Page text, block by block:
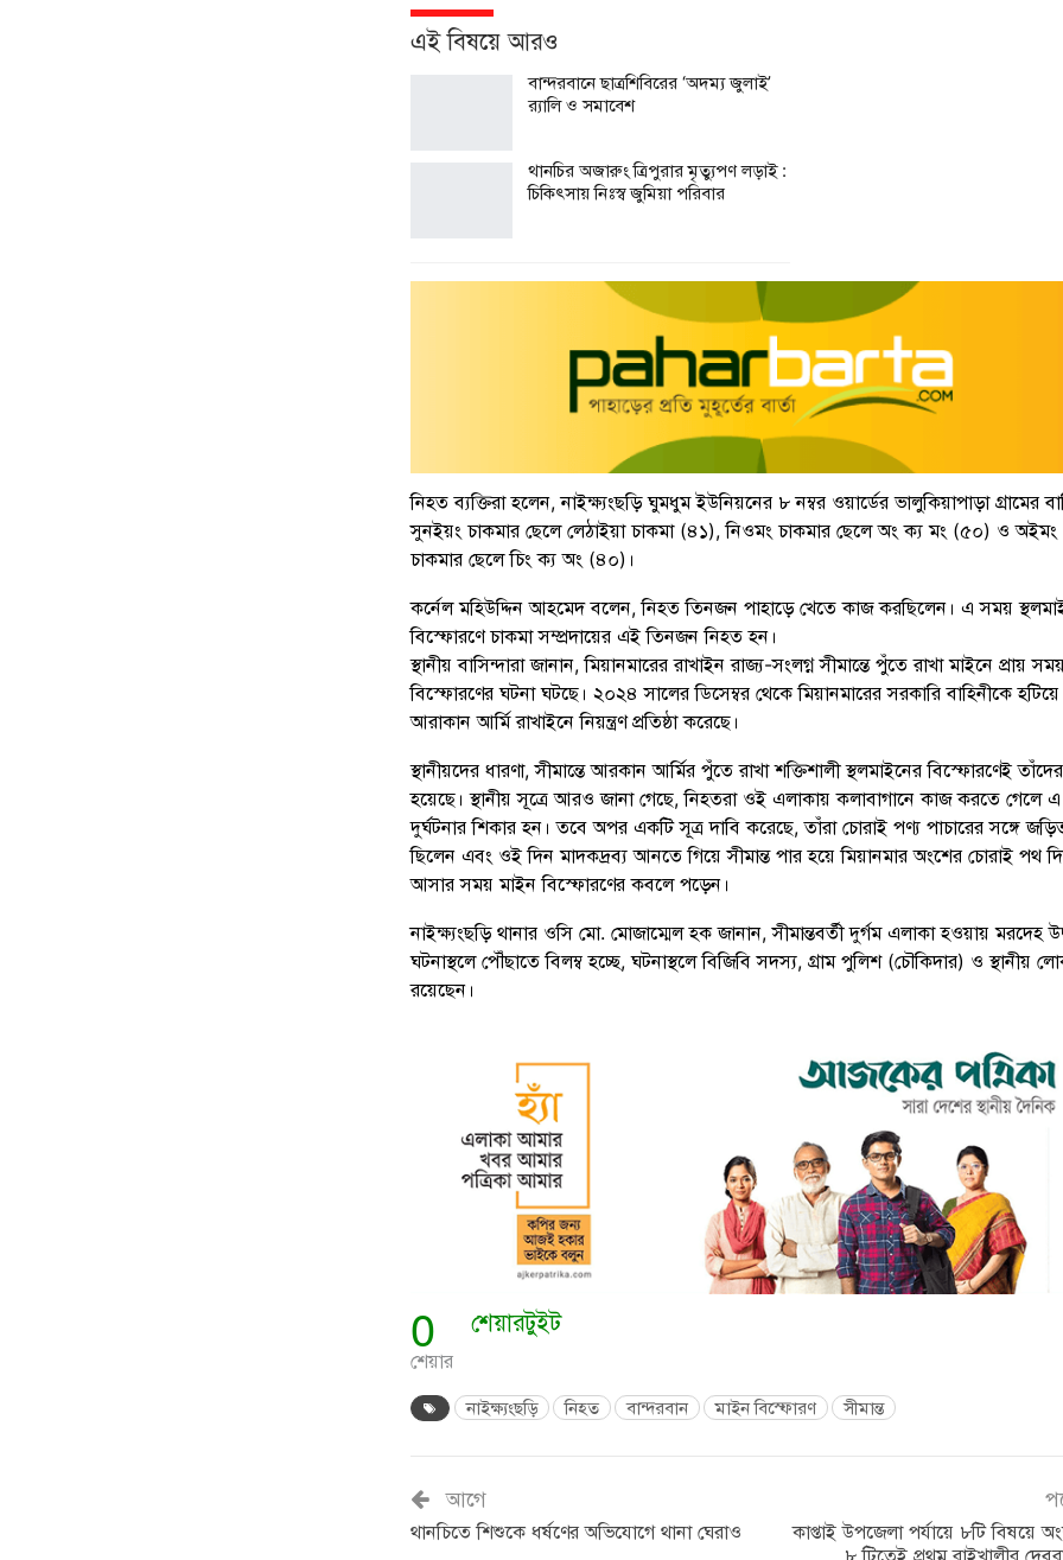
এই বিষয়ে আরও
বান্দরবানে ছাত্রশিবিরের ‘অদম্য জুলাই’
র‌্যালি ও সমাবেশ
থানচির অজারুং ত্রিপুরার মৃত্যুপণ লড়াই :
চিকিৎসায় নিঃস্ব জুমিয়া পরিবার
নিহত ব্যক্তিরা হলেন, নাইক্ষ্যংছড়ি ঘুমধুম ইউনিয়নের ৮ নম্বর ওয়ার্ডের ভালুকিয়াপাড়া গ্রামের
সুনইয়ং চাকমার ছেলে লেঠাইয়া চাকমা (৪১), নিওমং চাকমার ছেলে অং ক্য মং (৫০) ও অইমং
চাকমার ছেলে চিং ক্য অং (৪০)।
কর্নেল মহিউদ্দিন আহমেদ বলেন, নিহত তিনজন পাহাড়ে খেতে কাজ করছিলেন। এ সময়
বিস্ফোরণে চাকমা সম্প্রদায়ের এই তিনজন নিহত হন।
স্থানীয় বাসিন্দারা জানান, মিয়ানমারের রাখাইন রাজ্য-সংলগ্ন সীমান্তে পুঁতে রাখা মাইনে প্রায়
বিস্ফোরণের ঘটনা ঘটছে। ২০২৪ সালের ডিসেম্বর থেকে মিয়ানমারের সরকারি বাহিনীকে হটিয়ে
আরাকান আর্মি রাখাইনে নিয়ন্ত্রণ প্রতিষ্ঠা করেছে।
স্থানীয়দের ধারণা, সীমান্তে আরকান আর্মির পুঁতে রাখা শক্তিশালী স্থলমাইনের বিস্ফোরণেই
হয়েছে। স্থানীয় সূত্রে আরও জানা গেছে, নিহতরা ওই এলাকায় কলাবাগানে কাজ করতে গেলে এ
দুর্ঘটনার শিকার হন। তবে অপর একটি সূত্র দাবি করেছে, তাঁরা চোরাই পণ্য পাচারের সঙ্গে
ছিলেন এবং ওই দিন মাদকদ্রব্য আনতে গিয়ে সীমান্ত পার হয়ে মিয়ানমার অংশের চোরাই পথ
আসার সময় মাইন বিস্ফোরণের কবলে পড়েন।
নাইক্ষ্যংছড়ি থানার ওসি মো. মোজাম্মেল হক জানান, সীমান্তবর্তী দুর্গম এলাকা হওয়ায় মরদেহ
ঘটনাস্থলে পৌঁছাতে বিলম্ব হচ্ছে, ঘটনাস্থলে বিজিবি সদস্য, গ্রাম পুলিশ (চৌকিদার) ও স্থানীয়
রয়েছেন।
0
শেয়ার
শেয়ারটুইট
নাইক্ষ্যংছড়ি নিহত বান্দরবান মাইন বিস্ফোরণ সীমান্ত
আগে
থানচিতে শিশুকে ধর্ষণের অভিযোগে থানা ঘেরাও
কাপ্তাই উপজেলা পর্যায়ে ৮টি বিষয়ে